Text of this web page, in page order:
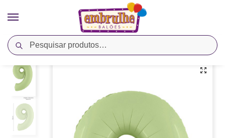
Pesquisar
Início Cores Verde / Balão Metalizado Número 9 – Verde Oliva – Megatoon